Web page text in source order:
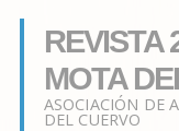
REVISTA
MOTA
ASOCIACIÓN DE
DEL CUERVO